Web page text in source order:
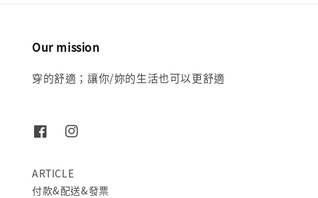
Our mission
穿的舒適；讓你/妳的生活也可以更舒適
ARTICLE
付款&配送&發票